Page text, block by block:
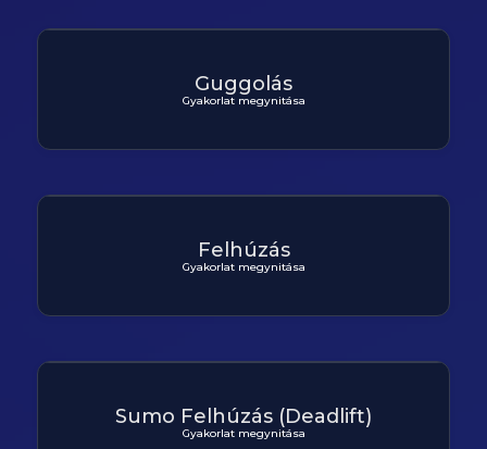
Guggolás
Gyakorlat megynitása
Felhúzás
Gyakorlat megynitása
Sumo Felhúzás (Deadlift)
Gyakorlat megynitása